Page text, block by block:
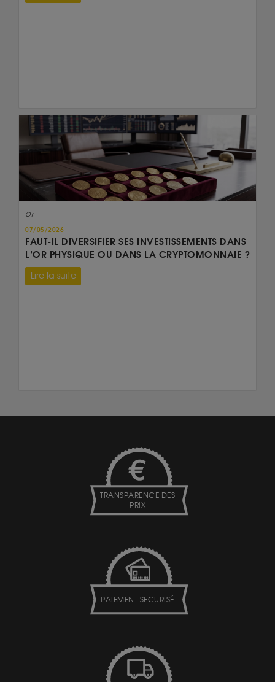
Or
07/05/2026
FAUT-IL DIVERSIFIER SES INVESTISSEMENTS DANS
L’OR PHYSIQUE OU DANS LA CRYPTOMONNAIE ?
Lire la suite
TRANSPARENCE DES
PRIX
PAIEMENT SECURISÉ